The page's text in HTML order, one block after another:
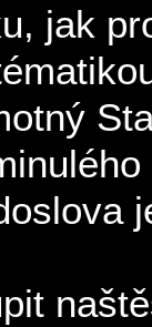
jak